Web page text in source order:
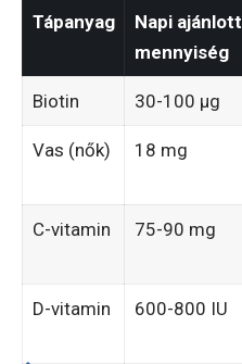
Tápanyag
Napi ajánlott
mennyiség
Biotin 30-100 μg
Vas (nők) 18 mg
C-vitamin 75-90 mg
D-vitamin 600-800 IU